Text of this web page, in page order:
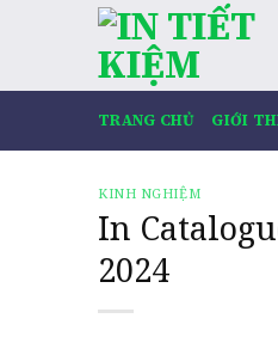
TRANG CHỦ GIỚI
KINH NGHIỆM
In
2024